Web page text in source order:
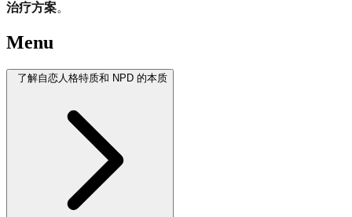
治疗方案。
Menu
了解自恋人格特质和 NPD 的本质